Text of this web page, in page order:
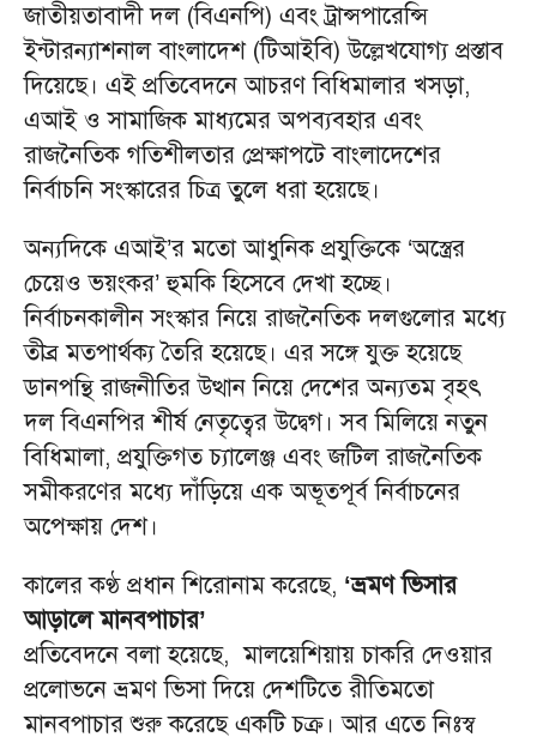
জাতীয়তাবাদী দল (বিএনপি) এবং ট্রান্সপারেন্সি
ইন্টারন্যাশনাল বাংলাদেশ (টিআইবি) উল্লেখযোগ্য প্রস্তাব
দিয়েছে। এই প্রতিবেদনে আচরণ বিধিমালার খসড়া,
এআই ও সামাজিক মাধ্যমের অপব্যবহার এবং
রাজনৈতিক গতিশীলতার প্রেক্ষাপটে বাংলাদেশের
নির্বাচনি সংস্কারের চিত্র তুলে ধরা হয়েছে।
অন্যদিকে এআই’র মতো আধুনিক প্রযুক্তিকে ‘অস্ত্রের
চেয়েও ভয়ংকর’ হুমকি হিসেবে দেখা হচ্ছে।
নির্বাচনকালীন সংস্কার নিয়ে রাজনৈতিক দলগুলোর মধ্যে
তীব্র মতপার্থক্য তৈরি হয়েছে। এর সঙ্গে যুক্ত হয়েছে
ডানপন্থি রাজনীতির উত্থান নিয়ে দেশের অন্যতম বৃহৎ
দল বিএনপির শীর্ষ নেতৃত্বের উদ্বেগ। সব মিলিয়ে নতুন
বিধিমালা, প্রযুক্তিগত চ্যালেঞ্জ এবং জটিল রাজনৈতিক
সমীকরণের মধ্যে দাঁড়িয়ে এক অভূতপূর্ব নির্বাচনের
অপেক্ষায় দেশ।
কালের কণ্ঠ প্রধান শিরোনাম করেছে, ‘ভ্রমণ ভিসার
আড়ালে মানবপাচার’
প্রতিবেদনে বলা হয়েছে, মালয়েশিয়ায় চাকরি দেওয়ার
প্রলোভনে ভ্রমণ ভিসা দিয়ে দেশটিতে রীতিমতো
মানবপাচার শুরু করেছে একটি চক্র। আর এতে নিঃস্ব